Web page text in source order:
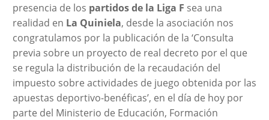
presencia de los partidos de la Liga F sea una
realidad en La Quiniela, desde la asociación nos
congratulamos por la publicación de la ‘Consulta
previa sobre un proyecto de real decreto por el que
se regula la distribución de la recaudación del
impuesto sobre actividades de juego obtenida por las
apuestas deportivo-benéficas’, en el día de hoy por
parte del Ministerio de Educación, Formación